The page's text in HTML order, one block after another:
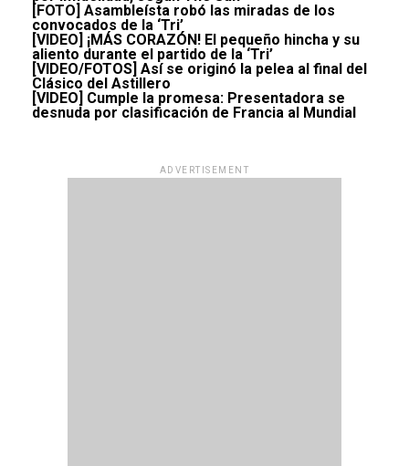
[FOTO] Asambleísta robó las miradas de los
convocados de la ‘Tri’
[VIDEO] ¡MÁS CORAZÓN! El pequeño hincha y su
aliento durante el partido de la ‘Tri’
[VIDEO/FOTOS] Así se originó la pelea al final del
Clásico del Astillero
[VIDEO] Cumple la promesa: Presentadora se
desnuda por clasificación de Francia al Mundial
ADVERTISEMENT